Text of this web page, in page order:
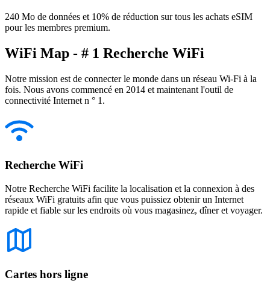
240 Mo de données et 10% de réduction sur tous les achats eSIM
pour les membres premium.
WiFi Map - # 1 Recherche WiFi
Notre mission est de connecter le monde dans un réseau Wi-Fi à la
fois. Nous avons commencé en 2014 et maintenant l'outil de
connectivité Internet n ° 1.
Recherche WiFi
Notre Recherche WiFi facilite la localisation et la connexion à des
réseaux WiFi gratuits afin que vous puissiez obtenir un Internet
rapide et fiable sur les endroits où vous magasinez, dîner et voyager.
Cartes hors ligne